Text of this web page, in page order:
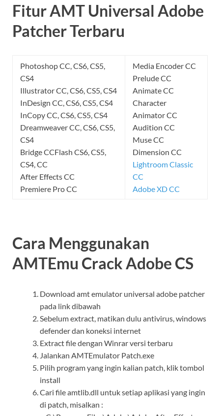
Fitur AMT Universal Adobe
Patcher Terbaru
Photoshop CC, CS6, CS5,
CS4
Illustrator CC, CS6, CS5, CS4
InDesign CC, CS6, CS5, CS4
InCopy CC, CS6, CS5, CS4
Dreamweaver CC, CS6, CS5,
CS4
Bridge CCFlash CS6, CS5,
CS4, CC
After Effects CC
Premiere Pro CC
Media Encoder CC
Prelude CC
Animate CC
Character
Animator CC
Audition CC
Muse CC
Dimension CC
Lightroom Classic
CC
Adobe XD CC
Cara Menggunakan
AMTEmu Crack Adobe CS
Download amt emulator universal adobe patcher
pada link dibawah
Sebelum extract, matikan dulu antivirus, windows
defender dan koneksi internet
Extract file dengan Winrar versi terbaru
Jalankan AMTEmulator Patch.exe
Pilih program yang ingin kalian patch, klik tombol
install
Cari file amtlib.dll untuk setiap aplikasi yang ingin
di patch, misalkan :